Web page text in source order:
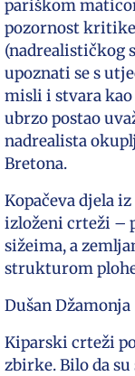
pariškom
pozornost
(nadrealističkog
upoznati se s
misli i stvara kao
ubrzo postao
nadrealista
Bretona.
Kopačeva djela
izloženi crteži –
sižeima, a
strukturom
Dušan Džamonja
Kiparski crteži
zbirke. Bilo da